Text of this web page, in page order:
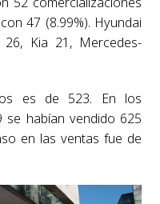
47 (8.99%). Hyundai
Kia 21, Mercedes-
es de 523. En los
se habían vendido 625
en las ventas fue de